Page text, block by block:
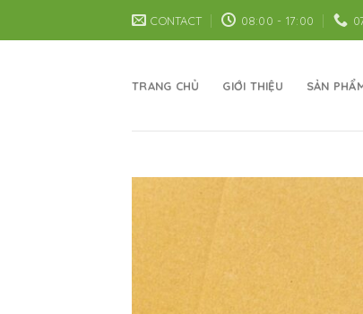
CONTACT 08:00 - 17:00
TRANG CHỦ GIỚI THIỆU SẢN